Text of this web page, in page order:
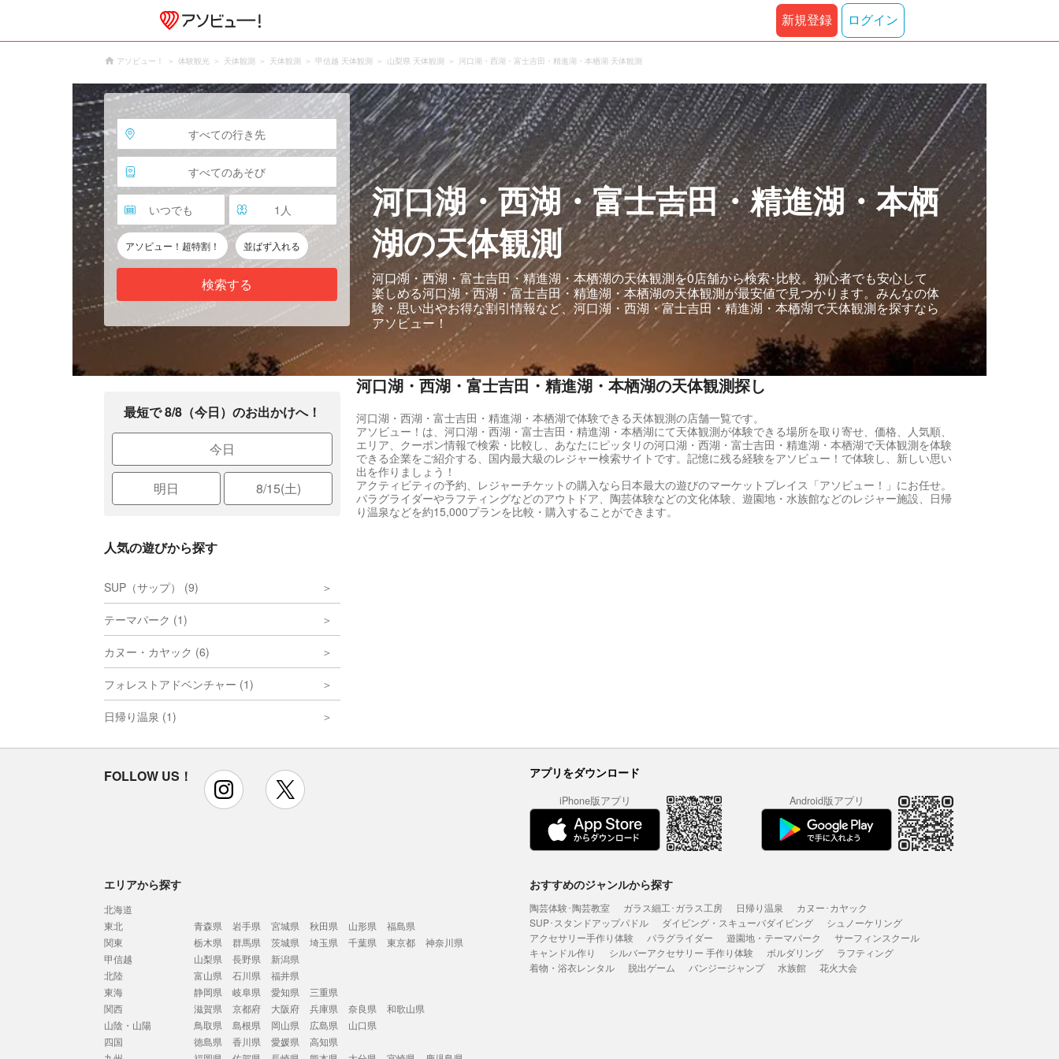
新規登録 ログイン
アソビュー！ 体験観光 天体観測 天体観測 甲信越 天体観測 山梨県 天体観測 河口湖・西湖・富士吉田・精進湖・本栖湖 天体観測
すべての行き先
すべてのあそび
いつでも 1 人
アソビュー！超特割！ 並ばず入れる
検索する
河口湖・西湖・富士吉田・精進湖・本栖
湖の天体観測
河口湖・西湖・富士吉田・精進湖・本栖湖の天体観測を0店舗から検索･比較。初心者でも安心して
楽しめる河口湖・西湖・富士吉田・精進湖・本栖湖の天体観測が最安値で見つかります。みんなの体
験・思い出やお得な割引情報など、河口湖・西湖・富士吉田・精進湖・本栖湖で天体観測を探すなら
アソビュー！
最短で 8/8（今日）のお出かけへ！
今日
明日 8/15(土)
人気の遊びから探す
SUP（サップ） (9)
テーマパーク (1)
カヌー・カヤック (6)
フォレストアドベンチャー (1)
日帰り温泉 (1)
河口湖・西湖・富士吉田・精進湖・本栖湖の天体観測探し
河口湖・西湖・富士吉田・精進湖・本栖湖で体験できる天体観測の店舗一覧です。
アソビュー！は、河口湖・西湖・富士吉田・精進湖・本栖湖にて天体観測が体験できる場所を取り寄せ、価格、人気順、
エリア、クーポン情報で検索・比較し、あなたにピッタリの河口湖・西湖・富士吉田・精進湖・本栖湖で天体観測を体験
できる企業をご紹介する、国内最大級のレジャー検索サイトです。記憶に残る経験をアソビュー！で体験し、新しい思い
出を作りましょう！
アクティビティの予約、レジャーチケットの購入なら日本最大の遊びのマーケットプレイス「アソビュー！」にお任せ。
パラグライダーやラフティングなどのアウトドア、陶芸体験などの文化体験、遊園地・水族館などのレジャー施設、日帰
り温泉などを約15,000プランを比較・購入することができます。
FOLLOW US！ instagram アプリをダウンロード
iPhone版アプリ Android版アプリ
エリアから探す
北海道
東北
青森県 岩手県 宮城県 秋田県 山形県
福島県
関東
栃木県 群馬県 茨城県 埼玉県 千葉県 東京都
神奈川県
甲信越
山梨県 長野県
新潟県
北陸
富山県 石川県
福井県
東海
静岡県 岐阜県 愛知県
三重県
関西
滋賀県 京都府 大阪府 兵庫県 奈良県
和歌山県
山陰・山陽
鳥取県 島根県 岡山県 広島県
山口県
四国
徳島県 香川県 愛媛県
高知県
おすすめのジャンルから探す
陶芸体験･陶芸教室 ガラス細工･ガラス工房 日帰り温泉
カヌー･カヤック
SUP･スタンドアップパドル
ダイビング・スキューバダイビング
シュノーケリング
アクセサリー手作り体験
パラグライダー 遊園地・テーマパーク
サーフィンスクール
キャンドル作り
シルバーアクセサリー 手作り体験 ボルダリング
ラフティング
着物・浴衣レンタル
脱出ゲーム バンジージャンプ 水族館 花火大会